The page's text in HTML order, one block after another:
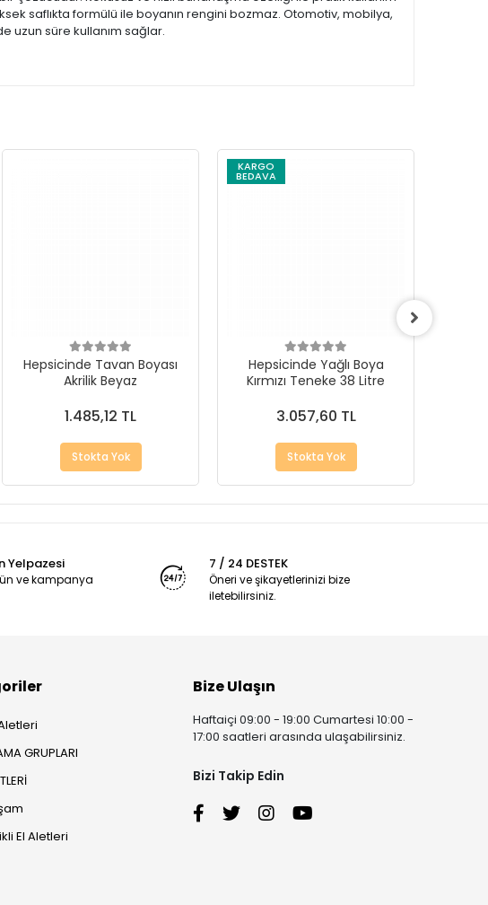
saflıkta formülü ile boyanın rengini bozmaz. Otomotiv, mobilya,
uzun süre kullanım sağlar.
Hepsicinde Tavan Boyası
Akrilik Beyaz
1.485,12 TL
Stokta Yok
KARGO
BEDAVA
Hepsicinde Yağlı Boya
Kırmızı Teneke 38 Litre
3.057,60 TL
Stokta Yok
Yelpazesi
ve kampanya
7 / 24 DESTEK
Öneri ve şikayetlerinizi bize
iletebilirsiniz.
GRUPLARI
El Aletleri
Bize Ulaşın
Haftaiçi 09:00 - 19:00 Cumartesi 10:00 -
17:00 saatleri arasında ulaşabilirsiniz.
Bizi Takip Edin